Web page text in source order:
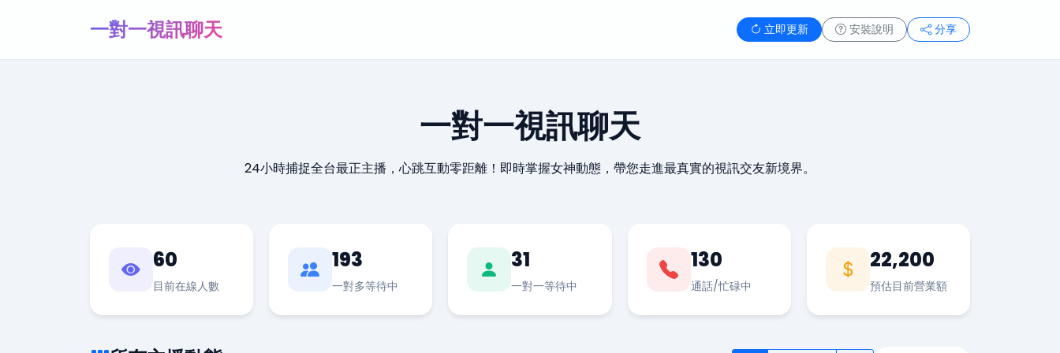
一對一視訊聊天 立即更新 安裝說明 分享
一對一視訊聊天
24小時捕捉全台最正主播，心跳互動零距離！即時掌握女神動態，帶您走進最真實的視訊交友新境界。
60
目前在線人數
193
一對多等待中
31
一對一等待中
130
通話/忙碌中
22,200
預估目前營業額